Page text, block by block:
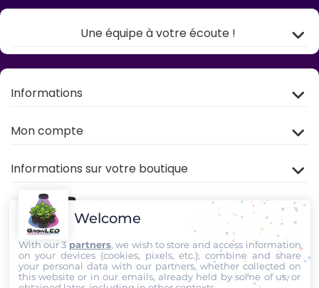
Une équipe à votre écoute !
Informations
Mon compte
Informations sur votre boutique
Rejoignez nous surTIKTOK,Youtube etFacebook!
Welcome
With our 3 partners, we wish to store and access information
on your devices (cookies, pixels, etc.), combine and share
your personal data with our partners, whether collected on
this website or in our emails, already held by some of us, or